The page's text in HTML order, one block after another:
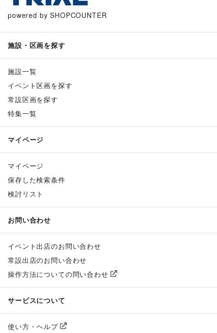
powered by SHOPCOUNTER
施設・区画を探す
施設一覧
イベント区画を探す
常設区画を探す
特集一覧
マイページ
マイページ
保存した検索条件
検討リスト
お問い合わせ
イベント出店のお問い合わせ
常設出店のお問い合わせ
操作方法についての問い合わせ
サービスについて
使い方・ヘルプ